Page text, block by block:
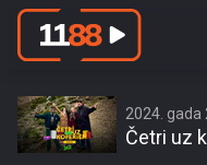
Mugura
2024. gada
Četri uz